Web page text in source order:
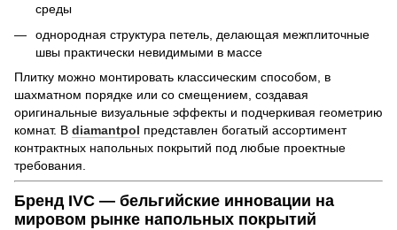
среды
однородная структура петель, делающая межплиточные
швы практически невидимыми в массе
Плитку можно монтировать классическим способом, в
шахматном порядке или со смещением, создавая
оригинальные визуальные эффекты и подчеркивая геометрию
комнат. В diamantpol представлен богатый ассортимент
контрактных напольных покрытий под любые проектные
требования.
Бренд IVC — бельгийские инновации на
мировом рынке напольных покрытий